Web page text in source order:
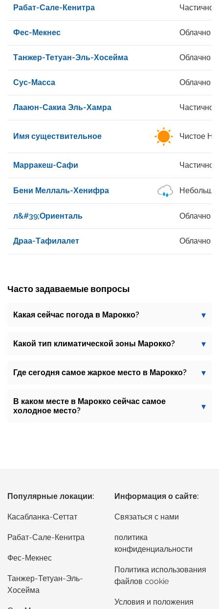
Рабат-Сале-Кенитра Частично
Фес-Мекнес Облачно
Танжер-Тетуан-Эль-Хосейма Облачно
Сус-Масса Облачно
Лааюн-Сакиа Эль-Хамра Частично
Имя существительное Чистое
Марракеш-Сафи Частично
Бени Меллаль-Хенифра
л&#39;Ориенталь Облачно
Драа-Тафилалет Облачно
Часто задаваемые вопросы
Какая сейчас погода в Марокко?
Какой тип климатической зоны Марокко?
Где сегодня самое жаркое место в Марокко?
В каком месте в Марокко сейчас самое
холодное место?
Популярные локации:
Касабланка-Сеттат
Рабат-Сале-Кенитра
Фес-Мекнес
Танжер-Тетуан-Эль-
Хосейма
Информация о сайте:
Связаться с нами
политика
конфиденциальности
Политика использования
файлов cookie
Условия и положения